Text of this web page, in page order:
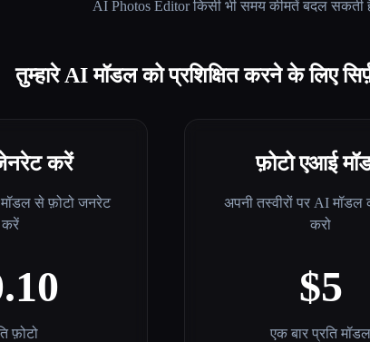
AI Photos Editorकिसी भी समय कीमतें बदल सकती
तुम्हारे AI मॉडल को प्रशिक्षित करने के लिए
करें
से फ़ोटो जनरेट
करें
फ़ोटो
फ़ोटो एआई
अपनी तस्वीरों पर AI मॉडल
करो
$5
एक बार प्रति मॉडल